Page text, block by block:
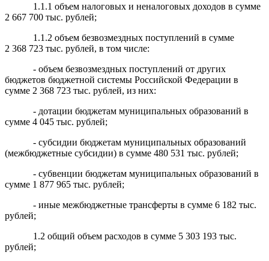
1.1.1 объем налоговых и неналоговых доходов в сумме
2 667 700 тыс. рублей;
1.1.2 объем безвозмездных поступлений в сумме
2 368 723 тыс. рублей, в том числе:
- объем безвозмездных поступлений от других
бюджетов бюджетной системы Российской Федерации в
сумме 2 368 723 тыс. рублей, из них:
- дотации бюджетам муниципальных образований в
сумме 4 045 тыс. рублей;
- субсидии бюджетам муниципальных образований
(межбюджетные субсидии) в сумме 480 531 тыс. рублей;
- субвенции бюджетам муниципальных образований в
сумме 1 877 965 тыс. рублей;
- иные межбюджетные трансферты в сумме 6 182 тыс.
рублей;
1.2 общий объем расходов в сумме 5 303 193 тыс.
рублей;